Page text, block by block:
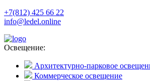
+7(812) 425 66 22
info@ledel.online
Освещение:
Архитектурно-парковое
Коммерческое освещение